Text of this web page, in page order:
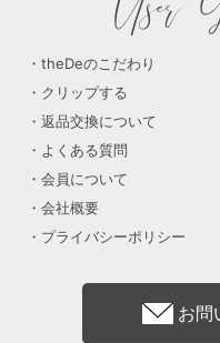
theDeのこだわり
クリップする
返品交換について
よくある質問
会員について
会社概要
プライバシーポリシー
お問